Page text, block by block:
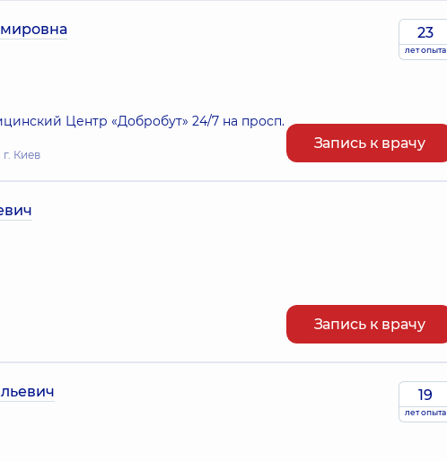
Центр «Добробут» 24/7 на просп.
Киев
23
лет опыта
Запись к врачу
Запись к врачу
19
лет опыта